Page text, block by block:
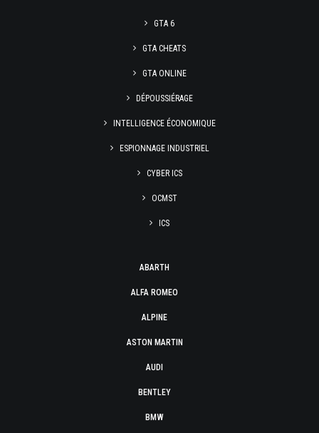
GTA 6
GTA CHEATS
GTA ONLINE
DÉPOUSSIÉRAGE
INTELLIGENCE ÉCONOMIQUE
ESPIONNAGE INDUSTRIEL
CYBER ICS
OCMST
ICS
ABARTH
ALFA ROMEO
ALPINE
ASTON MARTIN
AUDI
BENTLEY
BMW